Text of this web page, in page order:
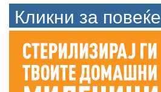
Кликни за повеќе